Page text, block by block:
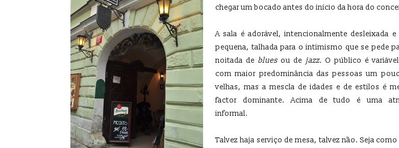
chegar um bocado antes do início da hora do
A sala é adorável, intencionalmente desleixada e
pequena, talhada para o intimismo que se pede
noitada de blues ou de jazz. O público é
com maior predominância das pessoas um
velhas, mas a mescla de idades e de estilos é
factor dominante. Acima de tudo é uma
informal.
Talvez haja serviço de mesa, talvez não. Seja